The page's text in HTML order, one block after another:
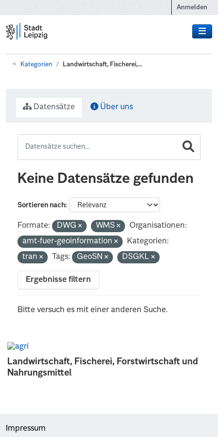
Anmelden
Kategorien Landwirtschaft, Fischerei,...
Landwirtschaft, Fischerei, Forstwirtschaft und
Nahrungsmittel
Datensätze Über uns
Keine Datensätze gefunden
Sortieren nach
Formate: DWG WMS
Organisationen:
amt-fuer-geoinformation
Kategorien:
tran
Tags: GeoSN DSGKL
Ergebnisse filtern
Bitte versuch es mit einer anderen Suche.
Impressum